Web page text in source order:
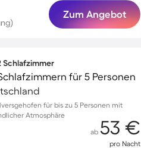
Zum Angebot
Schlafzimmer
für 5 Personen
für bis zu 5 Personen mit
Atmosphäre
ab 53 €
pro Nacht